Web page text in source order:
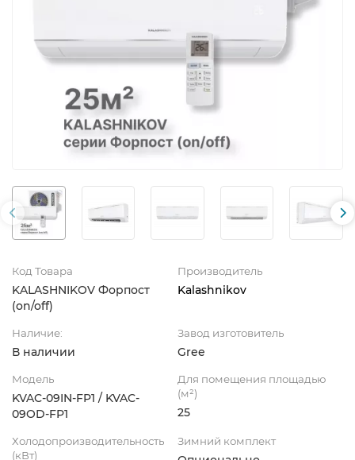
Код Товара
KALASHNIKOV Форпост
(on/off)
Производитель
Kalashnikov
Наличие:
В наличии
Завод изготовитель
Gree
Модель
KVAC-09IN-FP1 / KVAC-
09OD-FP1
Для помещения площадью
(м²)
25
Холодопроизводительность
(кВт)
Зимний комплект